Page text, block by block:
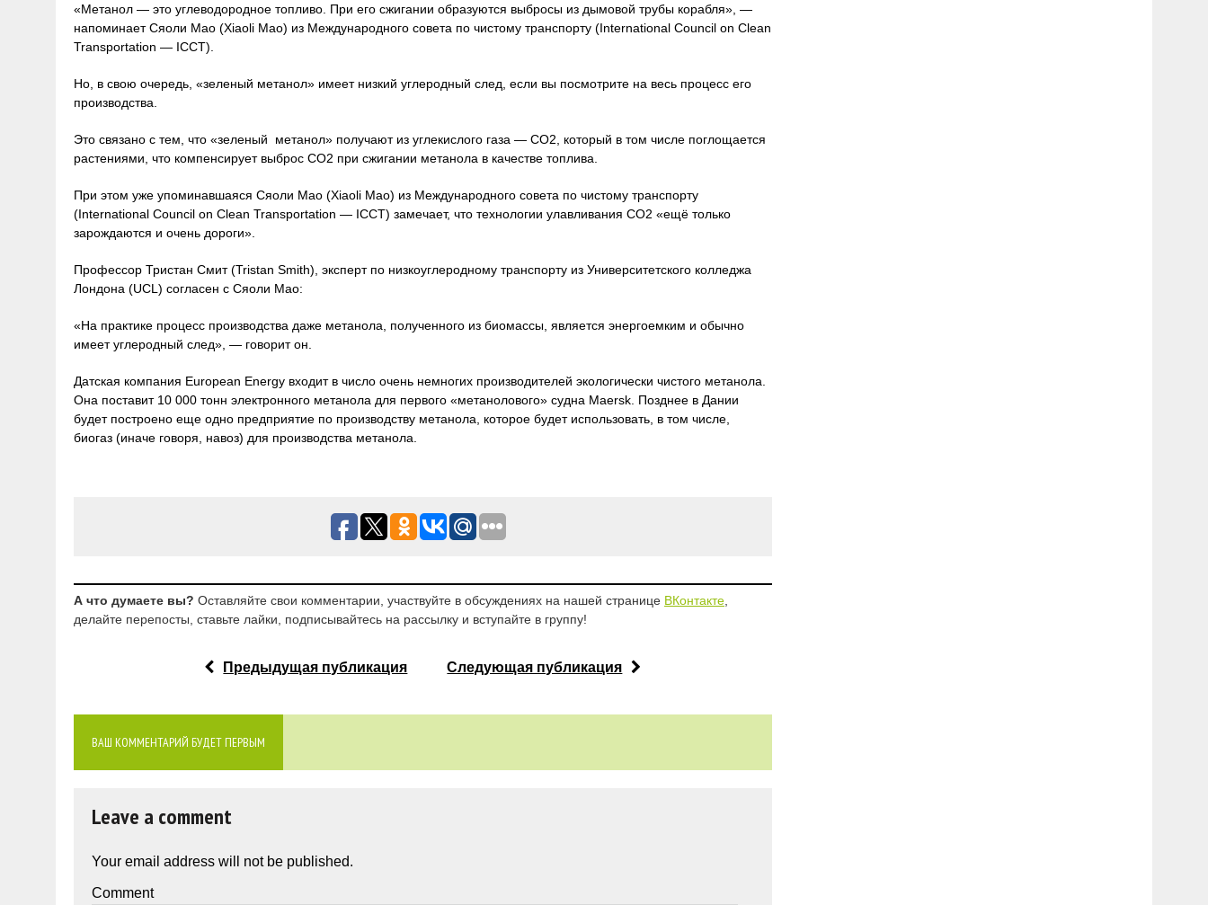
«Метанол — это углеводородное топливо. При его сжигании образуются выбросы из дымовой трубы корабля», —
напоминает Сяоли Мао (Xiaoli Mao) из Международного совета по чистому транспорту (International Council on Clean
Transportation — ICCT).
Но, в свою очередь, «зеленый метанол» имеет низкий углеродный след, если вы посмотрите на весь процесс его
производства.
Это связано с тем, что «зеленый метанол» получают из углекислого газа — СО2, который в том числе поглощается
растениями, что компенсирует выброс СО2 при сжигании метанола в качестве топлива.
При этом уже упоминавшаяся Сяоли Мао (Xiaoli Mao) из Международного совета по чистому транспорту
(International Council on Clean Transportation — ICCT) замечает, что технологии улавливания CO2 «ещё только
зарождаются и очень дороги».
Профессор Тристан Смит (Tristan Smith), эксперт по низкоуглеродному транспорту из Университетского колледжа
Лондона (UCL) согласен с Сяоли Мао:
«На практике процесс производства даже метанола, полученного из биомассы, является энергоемким и обычно
имеет углеродный след», — говорит он.
Датская компания European Energy входит в число очень немногих производителей экологически чистого метанола.
Она поставит 10 000 тонн электронного метанола для первого «метанолового» судна Maersk. Позднее в Дании
будет построено еще одно предприятие по производству метанола, которое будет использовать, в том числе,
биогаз (иначе говоря, навоз) для производства метанола.
А что думаете вы? Оставляйте свои комментарии, участвуйте в обсуждениях на нашей странице ВКонтакте
делайте перепосты, ставьте лайки, подписывайтесь на рассылку и вступайте в группу!
Предыдущая публикация Следующая публикация
ВАШ КОММЕНТАРИЙ БУДЕТ ПЕРВЫМ
Leave a comment
Your email address will not be published.
Comment